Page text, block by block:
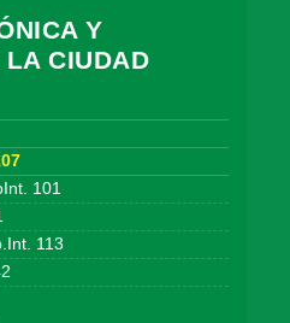
Y
LA CIUDAD
101
113